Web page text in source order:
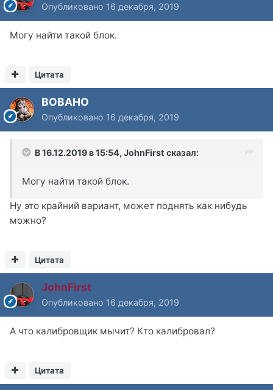
Опубликовано 16 декабря, 2019
Могу найти такой блок.
Цитата
BOBAHO
Опубликовано 16 декабря, 2019
В 16.12.2019 в 15:54, JohnFirst сказал:
Могу найти такой блок.
Ну это крайний вариант, может поднять как нибудь
можно?
Цитата
JohnFirst
Опубликовано 16 декабря, 2019
А что калибровщик мычит? Кто калибровал?
Цитата